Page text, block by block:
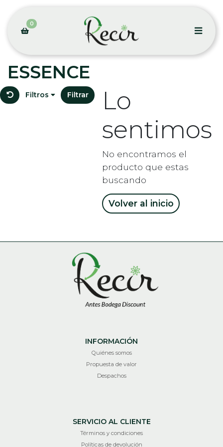
0
ESSENCE
Filtros Filtrar
Lo
sentimos
No encontramos el
producto que estas
buscando
Volver al inicio
INFORMACIÓN
Quiénes somos
Propuesta de valor
Despachos
SERVICIO AL CLIENTE
Términos y condiciones
Políticas de devolución